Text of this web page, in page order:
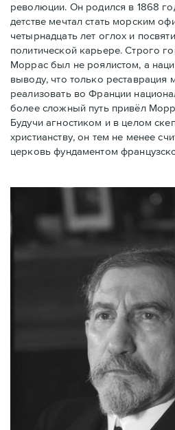
революции. Он родился в 1868
детстве мечтал стать морским
четырнадцать лет оглох и
политической карьере. Строго
Моррас был не роялистом, а
выводу, что только реставрация
реализовать во Франции
более сложный путь привёл
Будучи агностиком и в целом
христианству, он тем не менее
церковь фундаментом